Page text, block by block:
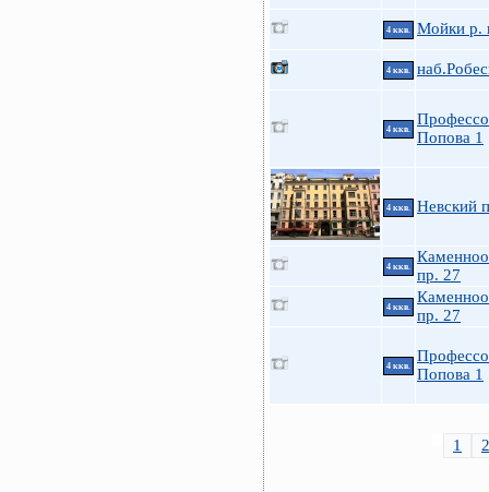
4 ккв. Мойки р.
4 ккв.
4 ккв.
Попова 1
4 ккв. Невский
4 ккв.
пр. 27
4 ккв.
пр. 27
4 ккв.
Попова 1
1 2